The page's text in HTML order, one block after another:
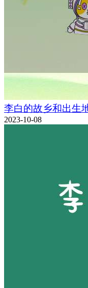
李白的故乡和出生
2023-10-08